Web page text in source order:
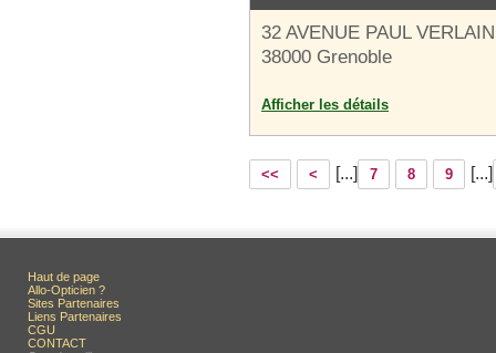
32 AVENUE PAUL
38000 Grenoble
Afficher les détails
<< < [...] 7 8 9 [...]
Haut de page
Allo-Opticien ?
Sites Partenaires
Liens Partenaires
CGU
CONTACT